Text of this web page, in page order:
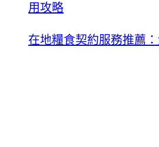
用攻略
在地糧食契約服務推薦